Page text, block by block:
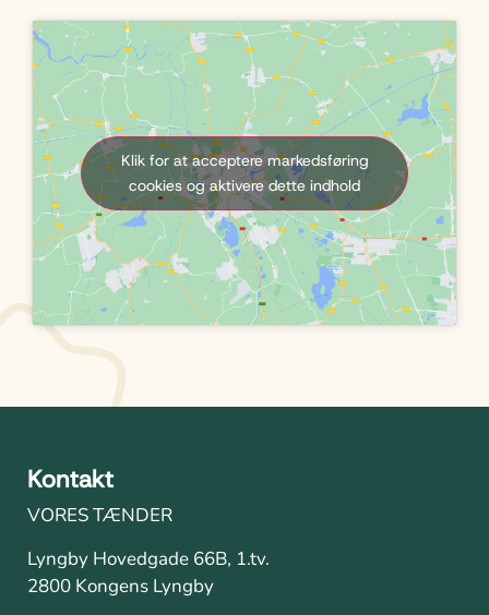
Klik for at acceptere markedsføring
cookies og aktivere dette indhold
Kontakt
VORES TÆNDER
Lyngby Hovedgade 66B, 1.tv.
2800 Kongens Lyngby